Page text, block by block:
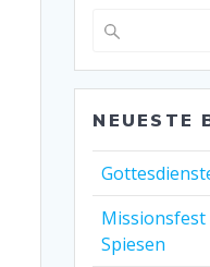
NEUESTE
Spiesen